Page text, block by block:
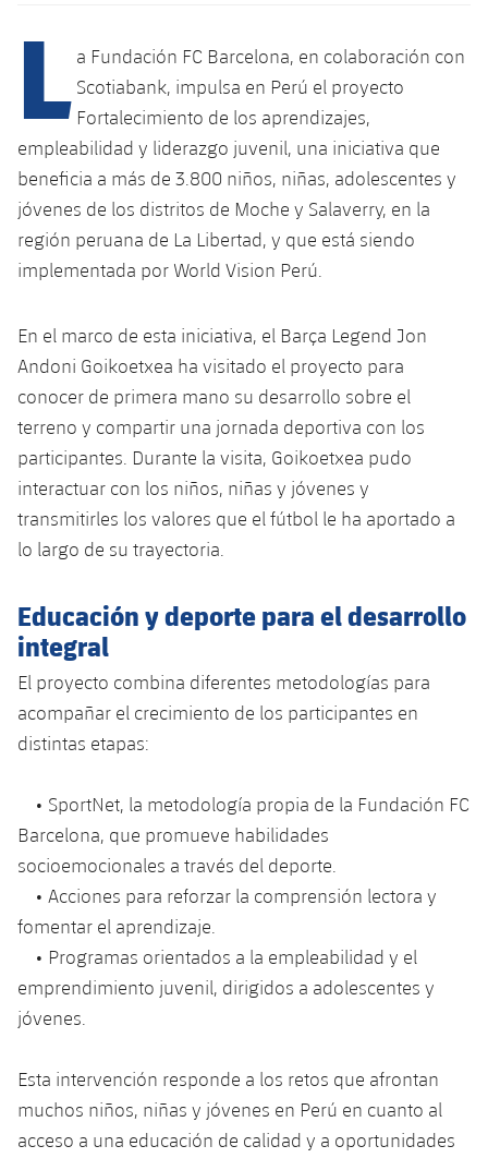
L a Fundación FC Barcelona, en colaboración con
Scotiabank, impulsa en Perú el proyecto
Fortalecimiento de los aprendizajes,
empleabilidad y liderazgo juvenil, una iniciativa que
beneficia a más de 3.800 niños, niñas, adolescentes y
jóvenes de los distritos de Moche y Salaverry, en la
región peruana de La Libertad, y que está siendo
implementada por World Vision Perú.
En el marco de esta iniciativa, el Barça Legend Jon
Andoni Goikoetxea ha visitado el proyecto para
conocer de primera mano su desarrollo sobre el
terreno y compartir una jornada deportiva con los
participantes. Durante la visita, Goikoetxea pudo
interactuar con los niños, niñas y jóvenes y
transmitirles los valores que el fútbol le ha aportado a
lo largo de su trayectoria.
Educación y deporte para el desarrollo
integral
El proyecto combina diferentes metodologías para
acompañar el crecimiento de los participantes en
distintas etapas:
• SportNet, la metodología propia de la Fundación FC
Barcelona, que promueve habilidades
socioemocionales a través del deporte.
• Acciones para reforzar la comprensión lectora y
fomentar el aprendizaje.
• Programas orientados a la empleabilidad y el
emprendimiento juvenil, dirigidos a adolescentes y
jóvenes.
Esta intervención responde a los retos que afrontan
muchos niños, niñas y jóvenes en Perú en cuanto al
acceso a una educación de calidad y a oportunidades